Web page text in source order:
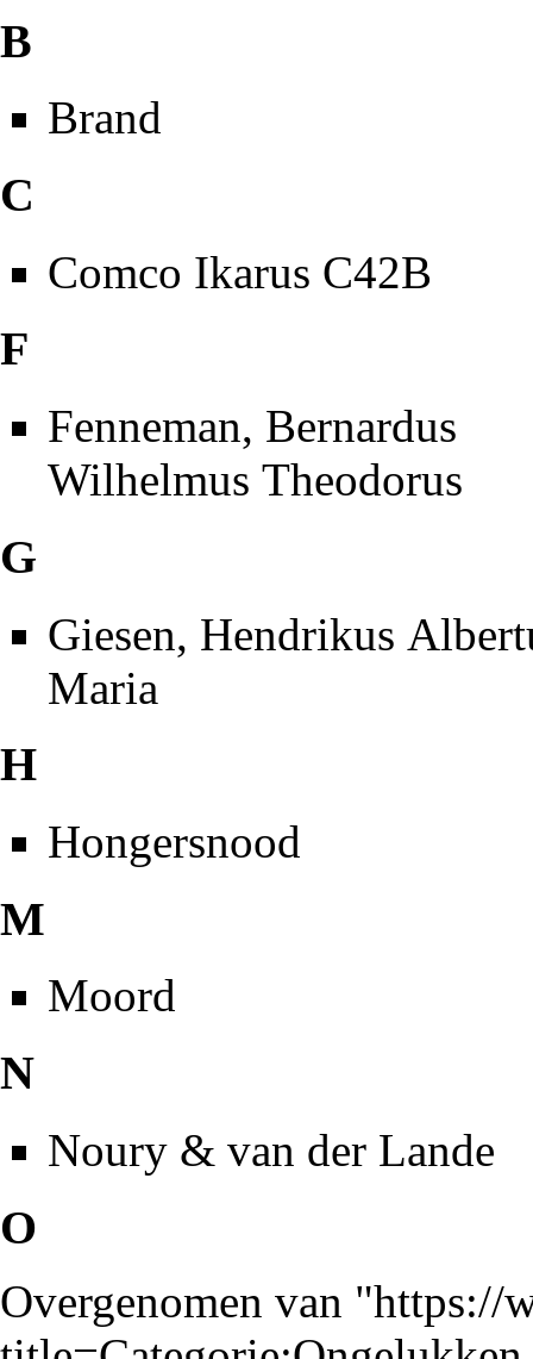
B
Brand
C
Comco Ikarus C42B
F
Fenneman, Bernardus
Wilhelmus Theodorus
G
Giesen, Hendrikus
Maria
H
Hongersnood
M
Moord
N
Noury & van der Lande
O
Overgenomen van "https://